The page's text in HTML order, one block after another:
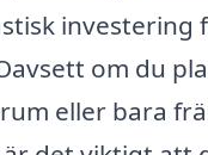
investering
om du
eller bara